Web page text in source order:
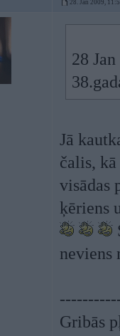
28. Jan 2009,
28
Jā
čalis,
visādas
ķēriens
neviens
Gribās